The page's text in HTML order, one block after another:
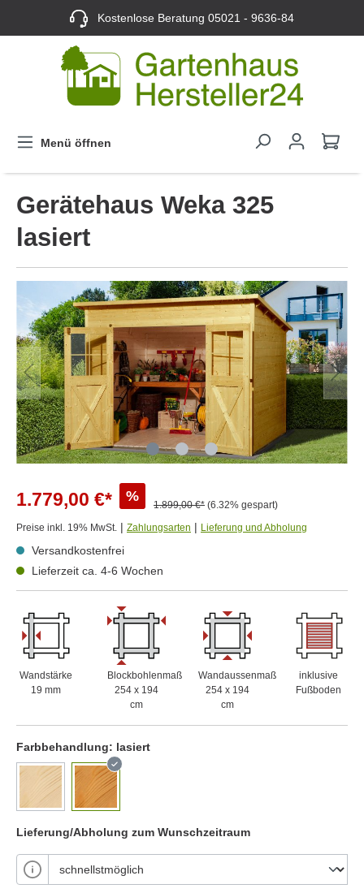
Kostenlose Beratung05021 - 9636-84
Menü öffnen
Gerätehaus Weka 325
lasiert
1.779,00 €* %
1.899,00 €* (6.32% gespart)
Preise inkl. 19% MwSt. | Zahlungsarten | Lieferung und Abholung
Versandkostenfrei
Lieferzeit ca. 4-6 Wochen
Wandstärke
19 mm
Blockbohlenmaß
254 x 194
cm
Wandaussenmaß
254 x 194
cm
inklusive
Fußboden
Farbbehandlung: lasiert
Lieferung/Abholung zum Wunschzeitraum